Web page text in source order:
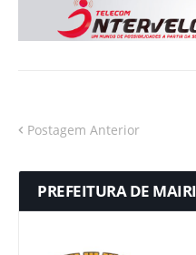
Postagem Anterior
PREFEITURA DE MAIRI